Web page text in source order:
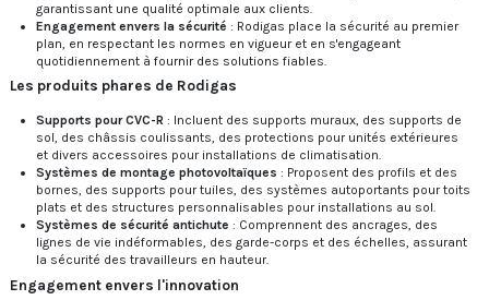
garantissant une qualité optimale aux clients.
Engagement envers la sécurité : Rodigas place la sécurité au premier
plan, en respectant les normes en vigueur et en s'engageant
quotidiennement à fournir des solutions fiables.
Les produits phares de Rodigas
Supports pour CVC-R : Incluent des supports muraux, des supports de
sol, des châssis coulissants, des protections pour unités extérieures
et divers accessoires pour installations de climatisation.
Systèmes de montage photovoltaïques : Proposent des profils et des
bornes, des supports pour tuiles, des systèmes autoportants pour toits
plats et des structures personnalisables pour installations au sol.
Systèmes de sécurité antichute : Comprennent des ancrages, des
lignes de vie indéformables, des garde-corps et des échelles, assurant
la sécurité des travailleurs en hauteur.
Engagement envers l'innovation